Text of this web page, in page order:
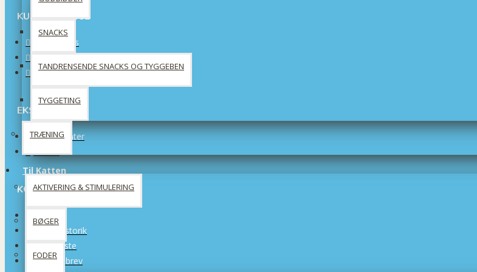
SNACKS
TANDRENSENDE SNACKS OG TYGGEBEN
TYGGETING
TRÆNING
Til Katten
AKTIVERING & STIMULERING
BØGER
FODER
KUNDESERVICE
Kontakt os
Sitemap
EKSTRA
Producenter
KONTO
Ordrehistorik
Ønskeliste
Nyhedsbrev